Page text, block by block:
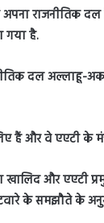
राजनीतिक
गया है.
दल अल्लाहू-
हैं और वे एएटी के
और एएटी
के समझौते के